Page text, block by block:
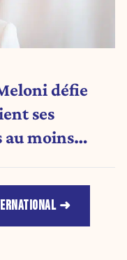
défie
ses
au moins